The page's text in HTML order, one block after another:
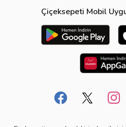
Çiçeksepeti Mobil